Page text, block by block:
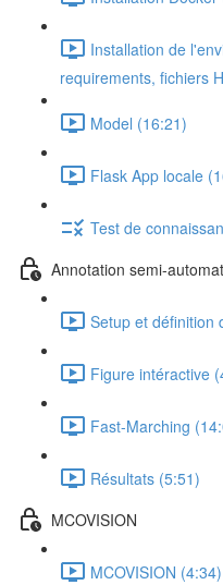
Installation de
requirements, fichiers
Model (16:21)
Flask App locale
Test de
Annotation semi-
Setup et définition
Figure intéractive
Fast-Marching
Résultats (5:51)
MCOVISION
MCOVISION (4:34)